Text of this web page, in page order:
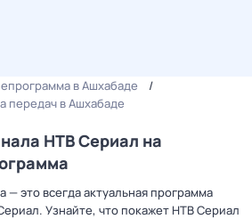
в Ашхабаде
передач в Ашхабаде
НТВ Сериал на
это всегда актуальная программа
Узнайте, что покажет НТВ Сериал